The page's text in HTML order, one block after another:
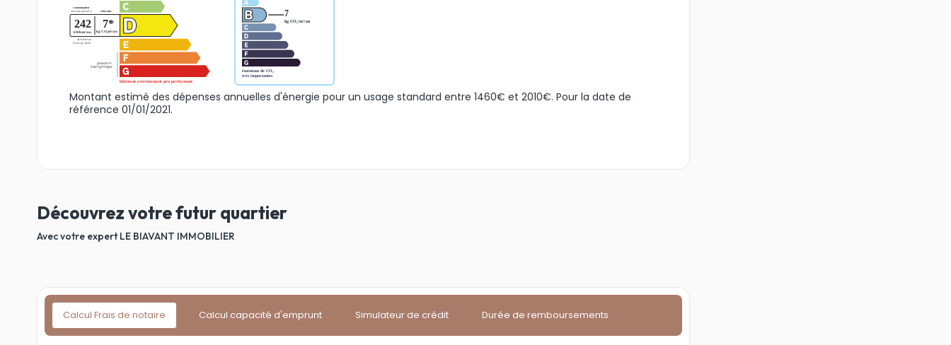
Montant estimé des dépenses annuelles d'énergie pour un usage standard entre 1460€ et 2010€. Pour la date de
référence 01/01/2021.
Découvrez votre futur quartier
Avec votre expert LE BIAVANT IMMOBILIER
Calcul Frais de notaire Calcul capacité d'emprunt Simulateur de crédit Durée de remboursements